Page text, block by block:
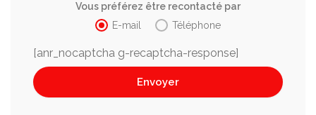
Vous préférez être recontacté par
E-mail
Téléphone
[anr_nocaptcha g-recaptcha-response]